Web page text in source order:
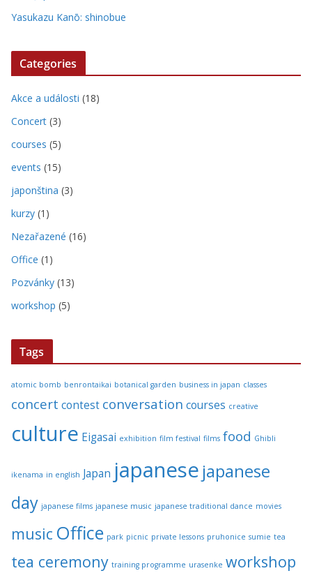
Yasukazu Kanō: shinobue
Categories
Akce a události (18)
Concert (3)
courses (5)
events (15)
japonština (3)
kurzy (1)
Nezařazené (16)
Office (1)
Pozvánky (13)
workshop (5)
Tags
atomic bomb benrontaikai botanical garden business in japan classes
concert contest conversation courses creative
culture Eigasai exhibition film festival films food Ghibli
ikenama in english Japan japanese japanese
day japanese films japanese music japanese traditional dance movies
music Office park picnic private lessons pruhonice sumie tea
tea ceremony training programme urasenke workshop